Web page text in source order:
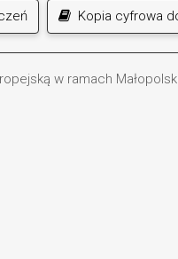
Kopia cyfrowa
w ramach